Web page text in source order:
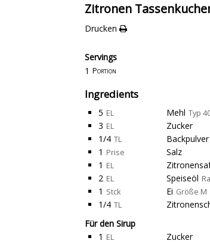
Zitronen
Drucken
Servings
1 Portion
Ingredients
5 EL Mehl Typ
3 EL
Zucker
1/4 TL
Backpulver
1 Prise
Salz
1 EL
2 EL Speiseöl
1 Stck Ei Größe M
1/4 TL
Für den Sirup
1 EL
Zucker